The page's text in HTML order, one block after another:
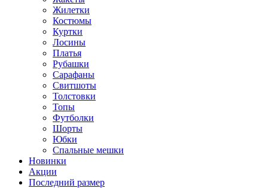
Жилетки
Костюмы
Куртки
Лосины
Платья
Рубашки
Сарафаны
Свитшоты
Толстовки
Топы
Футболки
Шорты
Юбки
Спальные мешки
Новинки
Акции
Последний размер